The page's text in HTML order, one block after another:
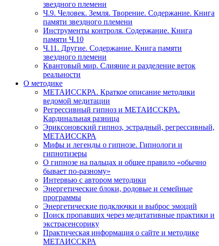
звездного племени
Ч.9. Человек. Земля. Творение. Содержание. Книга
памяти звездного племени
Инструменты контроля. Содержание. Книга
памяти Ч.10
Ч.11. Другие. Содержание. Книга памяти
звездного племени
Квантовый мир. Слияние и разделение веток
реальности
О методике
МЕТАИССКРА. Краткое описание методики
ведомой медитации
Регрессивный гипноз и МЕТАИССКРА.
Кардинальная разница
Эриксоновский гипноз, эстрадный, регрессивный,
МЕТАИССКРА
Мифы и легенды о гипнозе. Гипнологи и
гипнотизеры
О гипнозе на пальцах и общее правило «обычно
бывает по-разному»
Интервью с автором методики
Энергетические блоки, родовые и семейные
программы
Энергетические подключки и выброс эмоций
Поиск пропавших через медитативные практики и
экстрасенсорику
Практическая информация о сайте и методике
МЕТАИССКРА